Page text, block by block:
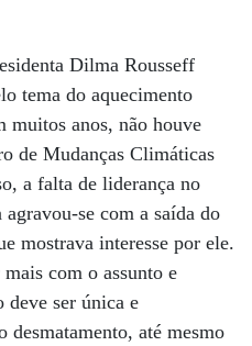
Dilma Rousseff
tema do aquecimento
muitos anos, não houve
de Mudanças Climáticas
a falta de liderança no
se com a saída do
mostrava interesse por ele.
com o assunto e
deve ser única e
desmatamento, até mesmo